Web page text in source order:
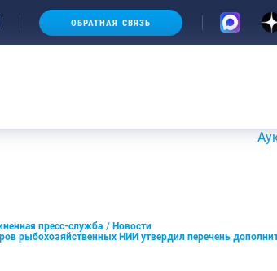
ОБРАТНАЯ СВЯЗЬ
Аукционы
пресс-служба
Новости
рыбохозяйственных НИИ утвердил перечень